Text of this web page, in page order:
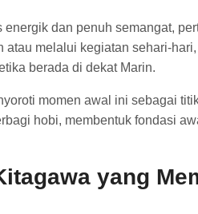
dan penuh semangat,
melalui kegiatan sehari-
berada di dekat Marin.
momen awal ini sebagai
hobi, membentuk fondasi
yang